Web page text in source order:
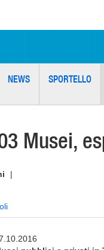
NEWS SPORTELLO
Musei,
|